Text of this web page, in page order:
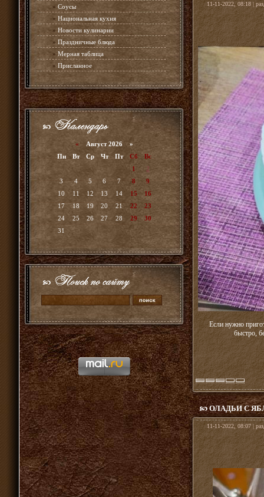
» Соусы
» Национальная кухня
» Новости кулинарии
» Праздничные блюда
» Мерная таблица
» Присланное
« Август 2026 »
Пн
Вт Ср Чт Пт Сб
Вс
1
2
3
4 5 6 7 8
9
10
11 12 13 14 15
16
17
18 19 20 21 22
23
24
25 26 27 28 29
30
31
11-11-2022, 08:18 |
Если нужно
быстро,
ОЛАДЬИ С
11-11-2022, 08:07 |